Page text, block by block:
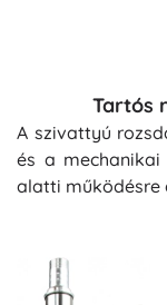
Tartós
A szivattyú
és a
alatti működésre